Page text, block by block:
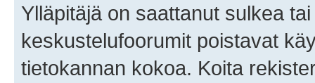
Ylläpitäjä on saattanut sulkea
keskustelufoorumit poistavat
tietokannan kokoa. Koita